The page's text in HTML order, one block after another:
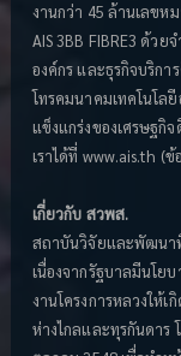
งานกว่า 45 ล้านเลขห
AIS 3BB FIBRE3 ด้ว
องค์กร และธุรกิจบริก
โทรคมนาคมเทคโนโล
แข็งแกร่งของเศรษฐ
เราได้ที่ www.ais.th (
เกี่ยวกับ สวพส.
สถาบันวิจัยและพัฒนา
เนื่องจากรัฐบาลมีนโย
งานโครงการหลวงให้
ห่างไกลและทุรกันดาร